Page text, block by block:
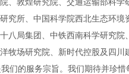
所、中国科学院西北生态环境
八局集团、中铁西南科学研究
牧场研究院、新时代控股及四川
的服务宗旨。我们期待并珍